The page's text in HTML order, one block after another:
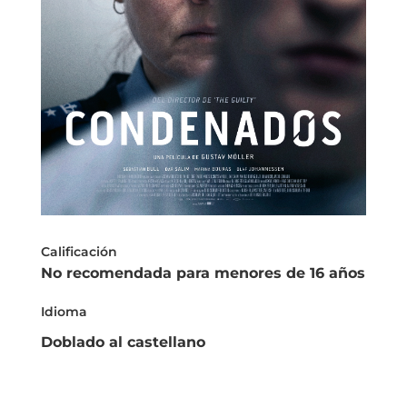
Calificación
No recomendada para menores de 16 años
Idioma
Doblado al castellano